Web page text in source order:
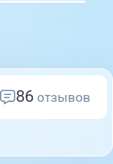
86отзывов